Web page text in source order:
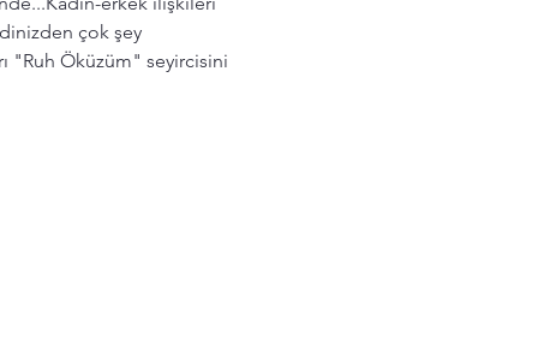
çok şey
"Ruh Öküzüm" seyircisini